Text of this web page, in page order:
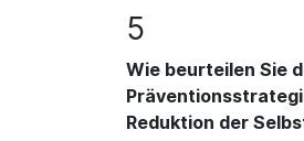
5
Wie beurteilen Sie
Reduktion der